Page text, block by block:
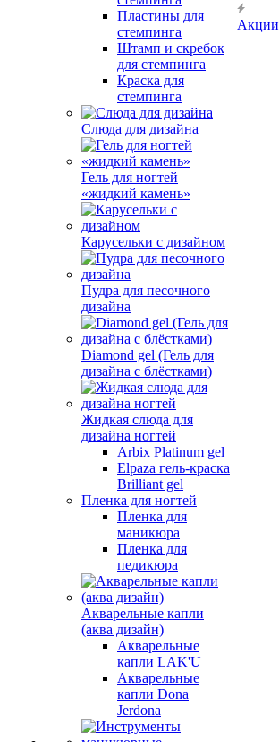
Пластины для
стемпинга
Штамп и скребок
для стемпинга
Краска для
стемпинга
Слюда для дизайна
Гель для ногтей
«жидкий камень»
Карусельки с дизайном
Пудра для песочного
дизайна
Diamond gel (Гель для
дизайна с блёстками)
Жидкая слюда для
дизайна ногтей
Arbix Platinum gel
Elpaza гель-краска
Brilliant gel
Пленка для ногтей
Пленка для
маникюра
Пленка для
педикюра
Акварельные капли
(аква дизайн)
Акварельные
капли LAK'U
Акварельные
капли Dona
Jerdona
Акции